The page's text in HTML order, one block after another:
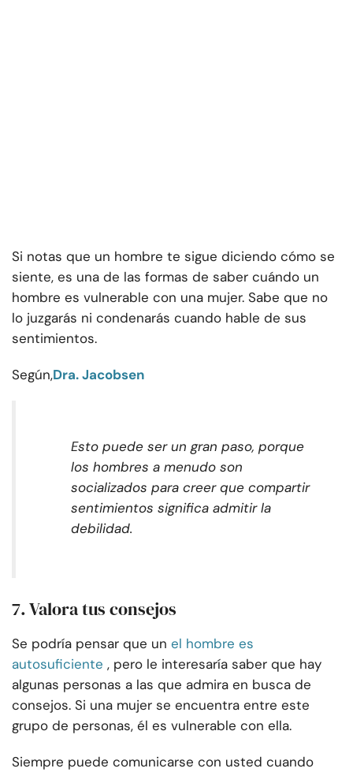
Si notas que un hombre te sigue diciendo cómo se
siente, es una de las formas de saber cuándo un
hombre es vulnerable con una mujer. Sabe que no
lo juzgarás ni condenarás cuando hable de sus
sentimientos.
Según,Dra. Jacobsen
Esto puede ser un gran paso, porque
los hombres a menudo son
socializados para creer que compartir
sentimientos significa admitir la
debilidad.
7. Valora tus consejos
Se podría pensar que un el hombre es
autosuficiente , pero le interesaría saber que hay
algunas personas a las que admira en busca de
consejos. Si una mujer se encuentra entre este
grupo de personas, él es vulnerable con ella.
Siempre puede comunicarse con usted cuando